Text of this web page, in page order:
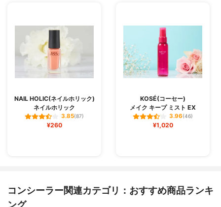
NAIL HOLIC(ネイルホリック)
ネイルホリック
3.85(87)
¥260
KOSÉ(コーセー)
メイク キープ ミスト EX
3.96(46)
¥1,020
コンシーラー関連カテゴリ：おすすめ商品ランキ
ング